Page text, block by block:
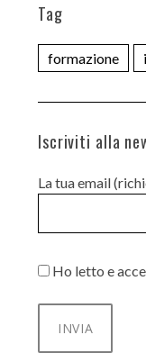
Tag
formazione
Iscriviti alla
La tua email
Ho letto e